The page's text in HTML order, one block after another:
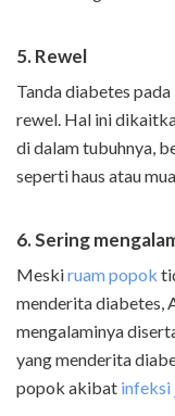
5. Rewel
Tanda diabetes
rewel. Hal ini
di dalam tubuhnya,
seperti haus atau
6. Sering
Meskiruam popok
menderita diabetes,
mengalaminya
yang menderita
popok akibat infeksi